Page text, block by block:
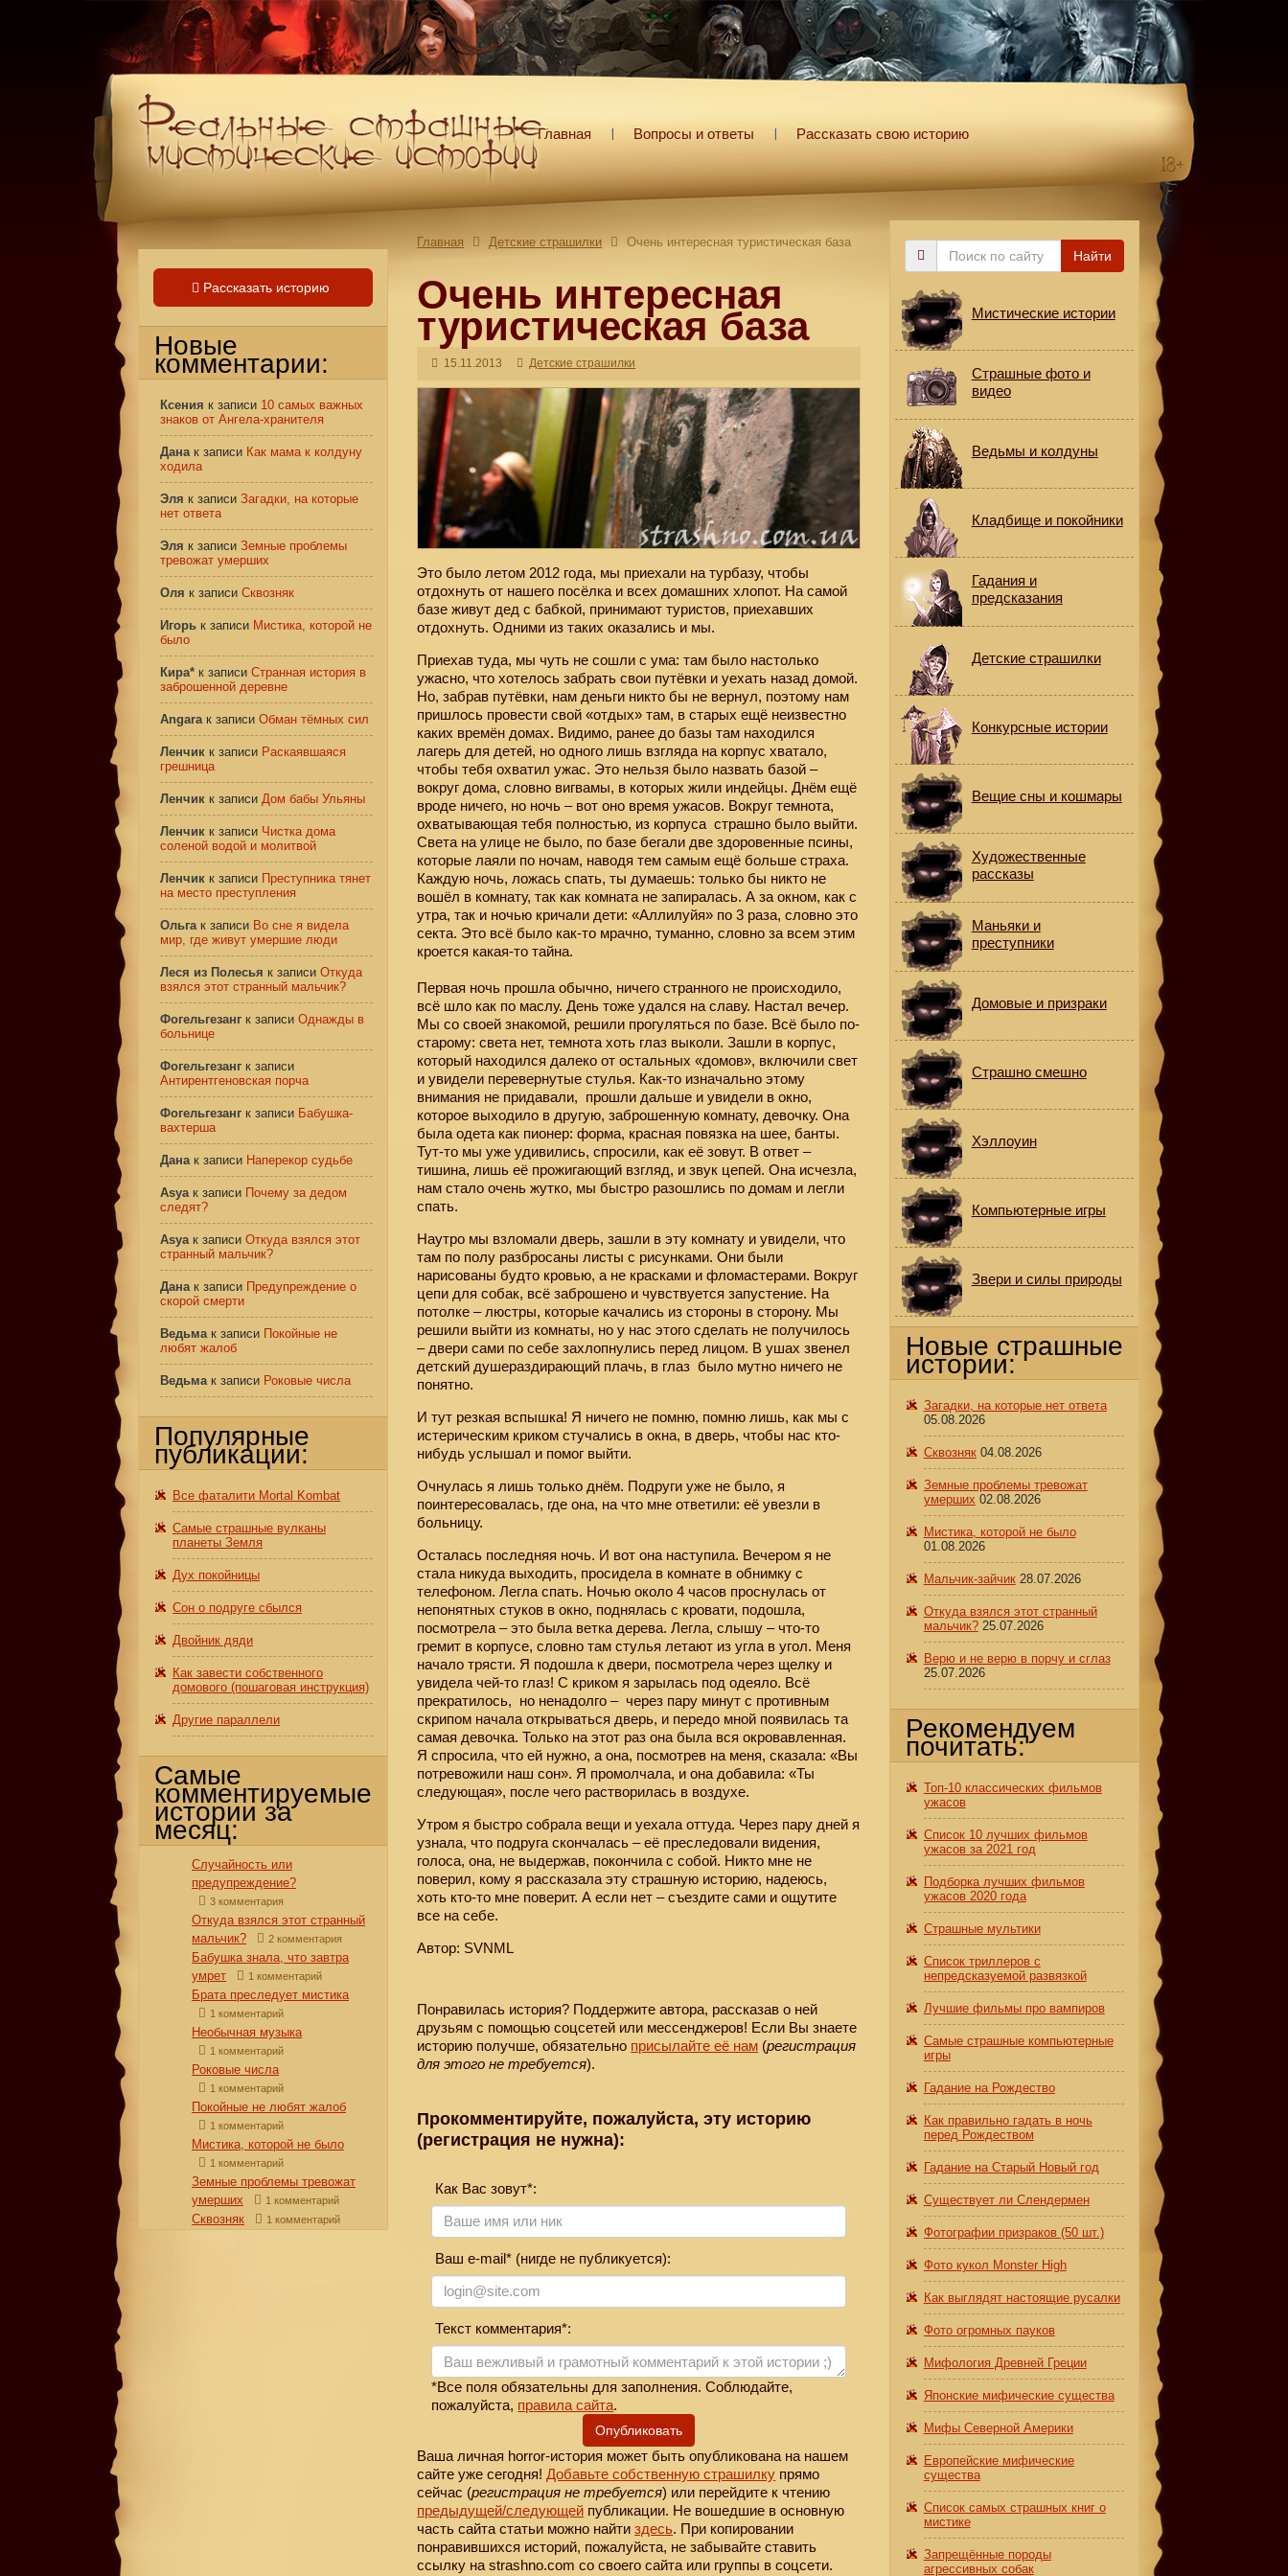
Главная Вопросы и ответы Рассказать свою историю
Главная Детские страшилки Очень интересная туристическая база
Очень интересная
туристическая база
15.11.2013 Детские страшилки
Это было летом 2012 года, мы приехали на турбазу, чтобы
отдохнуть от нашего посёлка и всех домашних хлопот. На самой
базе живут дед с бабкой, принимают туристов, приехавших
отдохнуть. Одними из таких оказались и мы.
Приехав туда, мы чуть не сошли с ума: там было настолько
ужасно, что хотелось забрать свои путёвки и уехать назад домой.
Но, забрав путёвки, нам деньги никто бы не вернул, поэтому нам
пришлось провести свой «отдых» там, в старых ещё неизвестно
каких времён домах. Видимо, ранее до базы там находился
лагерь для детей, но одного лишь взгляда на корпус хватало,
чтобы тебя охватил ужас. Это нельзя было назвать базой –
вокруг дома, словно вигвамы, в которых жили индейцы. Днём ещё
вроде ничего, но ночь – вот оно время ужасов. Вокруг темнота,
охватывающая тебя полностью, из корпуса страшно было выйти.
Света на улице не было, по базе бегали две здоровенные псины,
которые лаяли по ночам, наводя тем самым ещё больше страха.
Каждую ночь, ложась спать, ты думаешь: только бы никто не
вошёл в комнату, так как комната не запиралась. А за окном, как с
утра, так и ночью кричали дети: «Аллилуйя» по 3 раза, словно это
секта. Это всё было как-то мрачно, туманно, словно за всем этим
кроется какая-то тайна.
Первая ночь прошла обычно, ничего странного не происходило,
всё шло как по маслу. День тоже удался на славу. Настал вечер.
Мы со своей знакомой, решили прогуляться по базе. Всё было по-
старому: света нет, темнота хоть глаз выколи. Зашли в корпус,
который находился далеко от остальных «домов», включили свет
и увидели перевернутые стулья. Как-то изначально этому
внимания не придавали, прошли дальше и увидели в окно,
которое выходило в другую, заброшенную комнату, девочку. Она
была одета как пионер: форма, красная повязка на шее, банты.
Тут-то мы уже удивились, спросили, как её зовут. В ответ –
тишина, лишь её прожигающий взгляд, и звук цепей. Она исчезла,
нам стало очень жутко, мы быстро разошлись по домам и легли
спать.
Наутро мы взломали дверь, зашли в эту комнату и увидели, что
там по полу разбросаны листы с рисунками. Они были
нарисованы будто кровью, а не красками и фломастерами. Вокруг
цепи для собак, всё заброшено и чувствуется запустение. На
потолке – люстры, которые качались из стороны в сторону. Мы
решили выйти из комнаты, но у нас этого сделать не получилось
– двери сами по себе захлопнулись перед лицом. В ушах звенел
детский душераздирающий плачь, в глаз было мутно ничего не
понятно.
И тут резкая вспышка! Я ничего не помню, помню лишь, как мы с
истерическим криком стучались в окна, в дверь, чтобы нас кто-
нибудь услышал и помог выйти.
Очнулась я лишь только днём. Подруги уже не было, я
поинтересовалась, где она, на что мне ответили: её увезли в
больницу.
Осталась последняя ночь. И вот она наступила. Вечером я не
стала никуда выходить, просидела в комнате в обнимку с
телефоном. Легла спать. Ночью около 4 часов проснулась от
непонятных стуков в окно, поднялась с кровати, подошла,
посмотрела – это была ветка дерева. Легла, слышу – что-то
гремит в корпусе, словно там стулья летают из угла в угол. Меня
начало трясти. Я подошла к двери, посмотрела через щелку и
увидела чей-то глаз! С криком я зарылась под одеяло. Всё
прекратилось, но ненадолго – через пару минут с противным
скрипом начала открываться дверь, и передо мной появилась та
самая девочка. Только на этот раз она была вся окровавленная.
Я спросила, что ей нужно, а она, посмотрев на меня, сказала: «Вы
потревожили наш сон». Я промолчала, и она добавила: «Ты
следующая», после чего растворилась в воздухе.
Утром я быстро собрала вещи и уехала оттуда. Через пару дней я
узнала, что подруга скончалась – её преследовали видения,
голоса, она, не выдержав, покончила с собой. Никто мне не
поверил, кому я рассказала эту страшную историю, надеюсь,
хоть кто-то мне поверит. А если нет – съездите сами и ощутите
все на себе.
Автор: SVNML
Понравилась история? Поддержите автора, рассказав о ней
друзьям с помощью соцсетей или мессенджеров! Если Вы знаете
историю получше, обязательно присылайте её нам (регистрация
для этого не требуется).
Прокомментируйте, пожалуйста, эту историю
(регистрация не нужна):
Как Вас зовут*:
Ваш e-mail* (нигде не публикуется):
Текст комментария*:
*Все поля обязательны для заполнения. Соблюдайте,
пожалуйста, правила сайта.
Опубликовать
Ваша личная horror-история может быть опубликована на нашем
сайте уже сегодня!Добавьте собственную страшилку прямо
сейчас (регистрация не требуется) или перейдите к чтению
предыдущей/следующей публикации. Не вошедшие в основную
часть сайта статьи можно найтиздесь. При копировании
понравившихся историй, пожалуйста, не забывайте ставить
ссылку на strashno.com со своего сайта или группы в соцсети.
Рассказать историю
Новые
комментарии:
Ксения к записи 10 самых важных
знаков от Ангела-хранителя
Данак записи Как мама к колдуну
ходила
Эля к записи Загадки, на которые
нет ответа
Эля к записи Земные проблемы
тревожат умерших
Оля к записи Сквозняк
Игорь к записи Мистика, которой не
было
Кира* к записи Странная история в
заброшенной деревне
Angaraк записи Обман тёмных сил
Ленчик к записи Раскаявшаяся
грешница
Ленчик к записи Дом бабы Ульяны
Ленчик к записи Чистка дома
соленой водой и молитвой
Ленчик к записи Преступника тянет
на место преступления
Ольгак записи Во сне я видела
мир, где живут умершие люди
Леся из Полесья к записи Откуда
взялся этот странный мальчик?
Фогельгезанг к записи Однажды в
больнице
Фогельгезанг к записи
Антирентгеновская порча
Фогельгезанг к записи Бабушка-
вахтерша
Данак записи Наперекор судьбе
Asyaк записи Почему за дедом
следят?
Asyaк записи Откуда взялся этот
странный мальчик?
Данак записи Предупреждение о
скорой смерти
Ведьмак записи Покойные не
любят жалоб
Ведьмак записи Роковые числа
Популярные
публикации:
Все фаталити Mortal Kombat
Самые страшные вулканы
планеты Земля
Дух покойницы
Сон о подруге сбылся
Двойник дяди
Как завести собственного
домового (пошаговая инструкция)
Другие параллели
Самые
комментируемые
истории за
месяц:
Случайность или
предупреждение?
3 комментария
Откуда взялся этот странный
мальчик?
2 комментария
Бабушка знала, что завтра
умрет
1 комментарий
Брата преследует мистика
1 комментарий
Необычная музыка
1 комментарий
Роковые числа
1 комментарий
Покойные не любят жалоб
1 комментарий
Мистика, которой не было
1 комментарий
Земные проблемы тревожат
умерших
1 комментарий
Сквозняк 1 комментарий
Поиск
Найти
Мистические истории
Страшные фото и
видео
Ведьмы и колдуны
Кладбище и покойники
Гадания и
предсказания
Детские страшилки
Конкурсные истории
Вещие сны и кошмары
Художественные
рассказы
Маньяки и
преступники
Домовые и призраки
Страшно смешно
Хэллоуин
Компьютерные игры
Звери и силы природы
Новые страшные
истории:
Загадки, на которые нет ответа
05.08.2026
Сквозняк 04.08.2026
Земные проблемы тревожат
умерших 02.08.2026
Мистика, которой не было
01.08.2026
Мальчик-зайчик 28.07.2026
Откуда взялся этот странный
мальчик? 25.07.2026
Верю и не верю в порчу и сглаз
25.07.2026
Рекомендуем
почитать:
Топ-10 классических фильмов
ужасов
Список 10 лучших фильмов
ужасов за 2021 год
Подборка лучших фильмов
ужасов 2020 года
Страшные мультики
Список триллеров с
непредсказуемой развязкой
Лучшие фильмы про вампиров
Самые страшные компьютерные
игры
Гадание на Рождество
Как правильно гадать в ночь
перед Рождеством
Гадание на Старый Новый год
Существует ли Слендермен
Фотографии призраков (50 шт.)
Фото кукол Monster High
Как выглядят настоящие русалки
Фото огромных пауков
Мифология Древней Греции
Японские мифические существа
Мифы Северной Америки
Европейские мифические
существа
Список самых страшных книг о
мистике
Запрещённые породы
агрессивных собак